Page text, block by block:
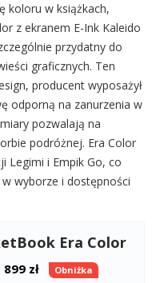
koloru w książkach,
z ekranem E-Ink Kaleido
przydatny do
graficznych. Ten
producent wyposażył
odporną na zanurzenia w
pozwalają na
podróżnej. Era Color
Legimi i Empik Go, co
wyborze i dostępności
Era Color
899zł Obniżka